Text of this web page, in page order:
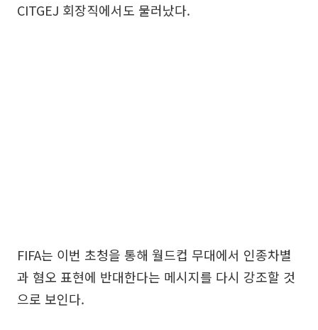
CITGEJ 회장직에서도 물러났다.
FIFA는 이번 초청을 통해 월드컵 무대에서 인종차별
과 혐오 표현에 반대한다는 메시지를 다시 강조할 것
으로 보인다.